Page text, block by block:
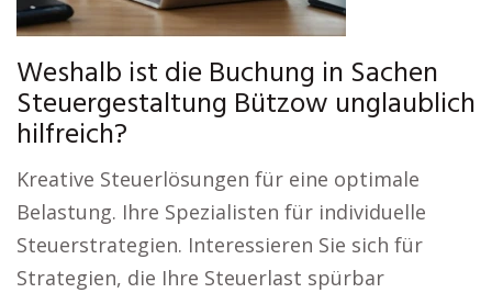
Weshalb ist die Buchung in Sachen
Steuergestaltung Bützow unglaublich
hilfreich?
Kreative Steuerlösungen für eine optimale
Belastung. Ihre Spezialisten für individuelle
Steuerstrategien. Interessieren Sie sich für
Strategien, die Ihre Steuerlast spürbar